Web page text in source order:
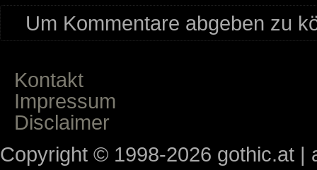
Um Kommentare abgeben zu
Kontakt
Impressum
Disclaimer
Copyright © 1998-2026 gothic.at |